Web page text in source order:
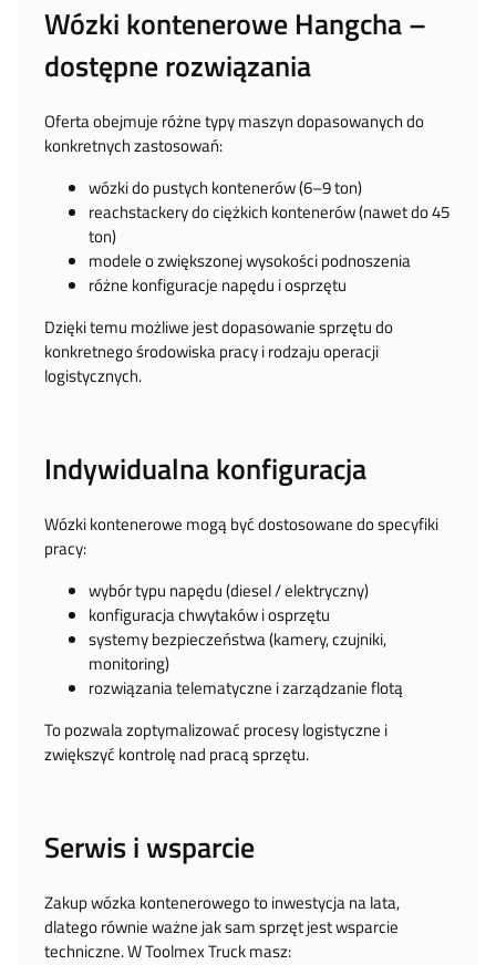
Wózki kontenerowe Hangcha –
dostępne rozwiązania
Oferta obejmuje różne typy maszyn dopasowanych do
konkretnych zastosowań:
wózki do pustych kontenerów (6–9 ton)
reachstackery do ciężkich kontenerów (nawet do 45
ton)
modele o zwiększonej wysokości podnoszenia
różne konfiguracje napędu i osprzętu
Dzięki temu możliwe jest dopasowanie sprzętu do
konkretnego środowiska pracy i rodzaju operacji
logistycznych.
Indywidualna konfiguracja
Wózki kontenerowe mogą być dostosowane do specyfiki
pracy:
wybór typu napędu (diesel / elektryczny)
konfiguracja chwytaków i osprzętu
systemy bezpieczeństwa (kamery, czujniki,
monitoring)
rozwiązania telematyczne i zarządzanie flotą
To pozwala zoptymalizować procesy logistyczne i
zwiększyć kontrolę nad pracą sprzętu.
Serwis i wsparcie
Zakup wózka kontenerowego to inwestycja na lata,
dlatego równie ważne jak sam sprzęt jest wsparcie
techniczne. W Toolmex Truck masz: